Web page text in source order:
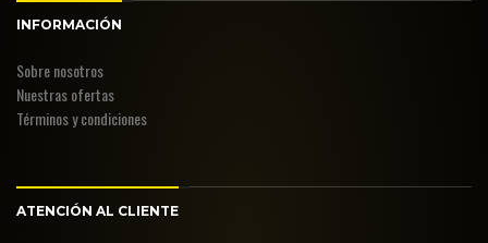
INFORMACIÓN
Sobre nosotros
Nuestras ofertas
Términos y condiciones
ATENCIÓN AL CLIENTE